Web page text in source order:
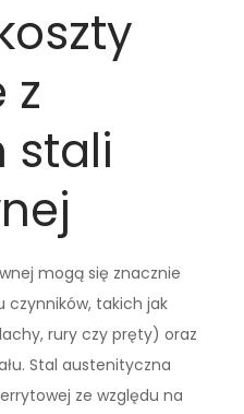
z
stali
mogą się znacznie
czynników, takich jak
rury czy pręty) oraz
Stal austenityczna
ze względu na